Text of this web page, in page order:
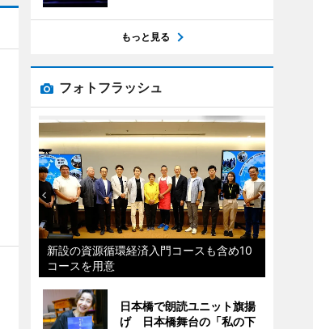
もっと見る
フォトフラッシュ
新設の資源循環経済入門コースも含め10
コースを用意
日本橋で朗読ユニット旗揚
げ 日本橋舞台の「私の下